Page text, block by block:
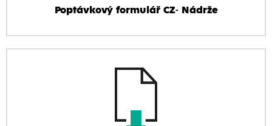
Poptávkový formulář CZ- Nádrže